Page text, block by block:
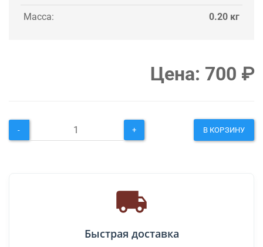
Масса: 0.20 кг
Цена: 700 ₽
- + В КОРЗИНУ
Быстрая доставка